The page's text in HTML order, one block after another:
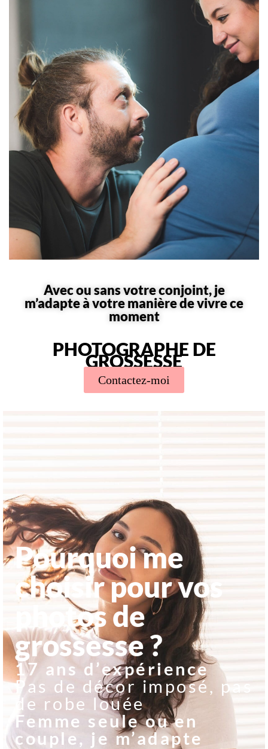
Avec ou sans votre conjoint, je
m’adapte à votre manière de vivre ce
moment
PHOTOGRAPHE DE
GROSSESSE
Contactez-moi
Pourquoi me
choisir pour vos
photos de
grossesse ?
17 ans d’expérience
Pas de décor imposé, pas
de robe louée
Femme seule ou en
couple, je m’adapte